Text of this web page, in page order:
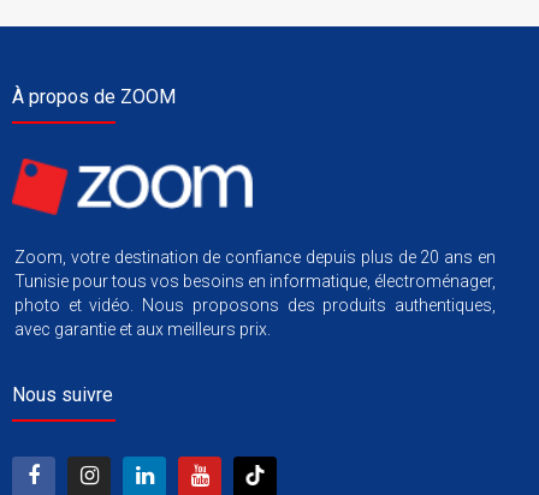
À propos de ZOOM
Zoom, votre destination de confiance depuis plus de 20 ans en
Tunisie pour tous vos besoins en informatique, électroménager,
photo et vidéo. Nous proposons des produits authentiques,
avec garantie et aux meilleurs prix.
Nous suivre